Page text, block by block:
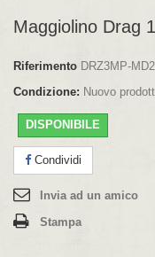
Maggiolino Drag
Riferimento DRZ3MP-MD2
Condizione: Nuovo
DISPONIBILE
Condividi
Invia ad un amico
Stampa